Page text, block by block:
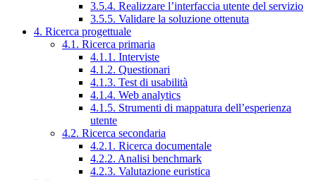
3.5.4. Realizzare l’interfaccia utente del servizio
3.5.5. Validare la soluzione ottenuta
4. Ricerca progettuale
4.1. Ricerca primaria
4.1.1. Interviste
4.1.2. Questionari
4.1.3. Test di usabilità
4.1.4. Web analytics
4.1.5. Strumenti di mappatura dell’esperienza
utente
4.2. Ricerca secondaria
4.2.1. Ricerca documentale
4.2.2. Analisi benchmark
4.2.3. Valutazione euristica